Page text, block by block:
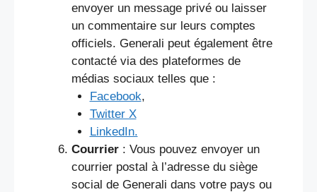
envoyer un message privé ou laisser
un commentaire sur leurs comptes
officiels. Generali peut également être
contacté via des plateformes de
médias sociaux telles que :
Facebook,
Twitter X
LinkedIn.
Courrier : Vous pouvez envoyer un
courrier postal à l’adresse du siège
social de Generali dans votre pays ou